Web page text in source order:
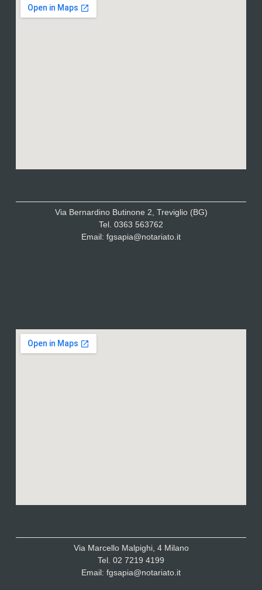
Via Bernardino Butinone 2, Treviglio (BG)
Tel. 0363 563762
Email: fgsapia@notariato.it
Via Marcello Malpighi, 4 Milano
Tel. 02 7219 4199
Email: fgsapia@notariato.it